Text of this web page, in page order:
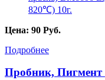
Цена: 90 Руб.
Подробнее
Пробник, Пигмент